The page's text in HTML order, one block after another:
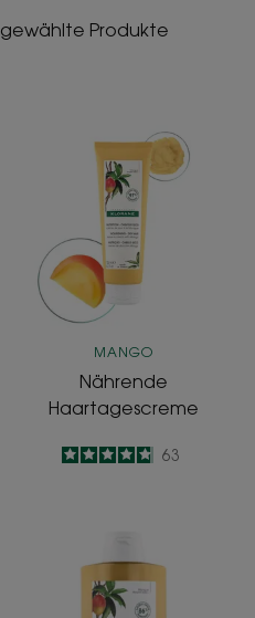
Produkte
Nährende
MANGO
Nährende
Haartagescreme
4.8
/
5
63
Shampoo